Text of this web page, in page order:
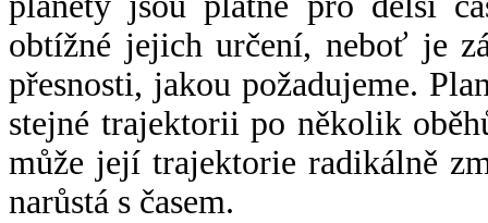
obtížné jejich určení, neboť je
přesnosti, jakou požadujeme.
stejné trajektorii po několik
může její trajektorie radikálně
narůstá s časem.